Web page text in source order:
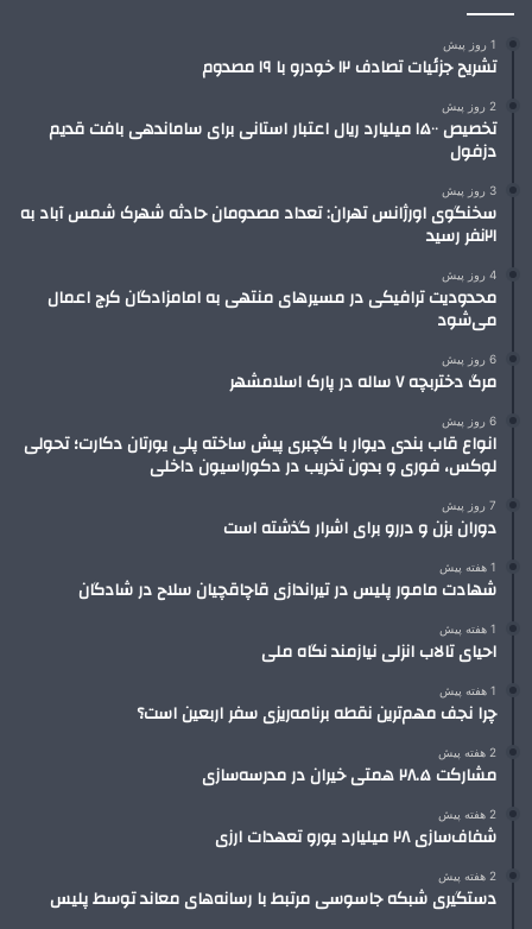
1 روز پیش
تشریح جزئیات تصادف ۱۲ خودرو با ۱۹ مصدوم
2 روز پیش
تخصیص ۱۵۰۰ میلیارد ریال اعتبار استانی برای ساماندهی بافت قدیم
دزفول
3 روز پیش
سخنگوی اورژانس تهران: تعداد مصدومان حادثه شهرک شمس آباد به
۲۱نفر رسید
4 روز پیش
محدودیت ترافیکی در مسیرهای منتهی به امامزادگان کرج اعمال
می‌شود
6 روز پیش
مرگ دختربچه ۷ ساله در پارک اسلامشهر
6 روز پیش
انواع قاب بندی دیوار با گچبری پیش ساخته پلی یورتان دکارت؛ تحولی
لوکس، فوری و بدون تخریب در دکوراسیون داخلی
7 روز پیش
دوران بزن و دررو برای اشرار گذشته است
1 هفته پیش
شهادت مامور پلیس در تیراندازی قاچاقچیان سلاح در شادگان
1 هفته پیش
احیای تالاب انزلی نیازمند نگاه ملی
1 هفته پیش
چرا نجف مهم‌ترین نقطه برنامه‌ریزی سفر اربعین است؟
2 هفته پیش
مشارکت ۲۸.۵ همتی خیران در مدرسه‌سازی
2 هفته پیش
شفاف‌سازی ۲۸ میلیارد یورو تعهدات ارزی
2 هفته پیش
دستگیری شبکه جاسوسی مرتبط با رسانه‌های معاند توسط پلیس